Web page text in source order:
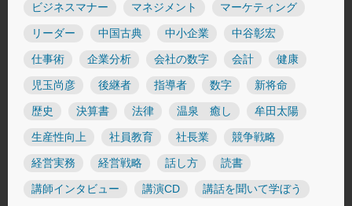
ビジネスマナー マネジメント マーケティング
リーダー 中国古典 中小企業 中谷彰宏
仕事術 企業分析 会社の数字 会計 健康
児玉尚彦 後継者 指導者 数字 新将命
歴史 決算書 法律 温泉 癒し 牟田太陽
生産性向上 社員教育 社長業 競争戦略
経営実務 経営戦略 話し方 読書
講師インタビュー 講演CD 講話を聞いて学ぼう